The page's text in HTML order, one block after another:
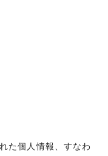
た個人情報、すなわ